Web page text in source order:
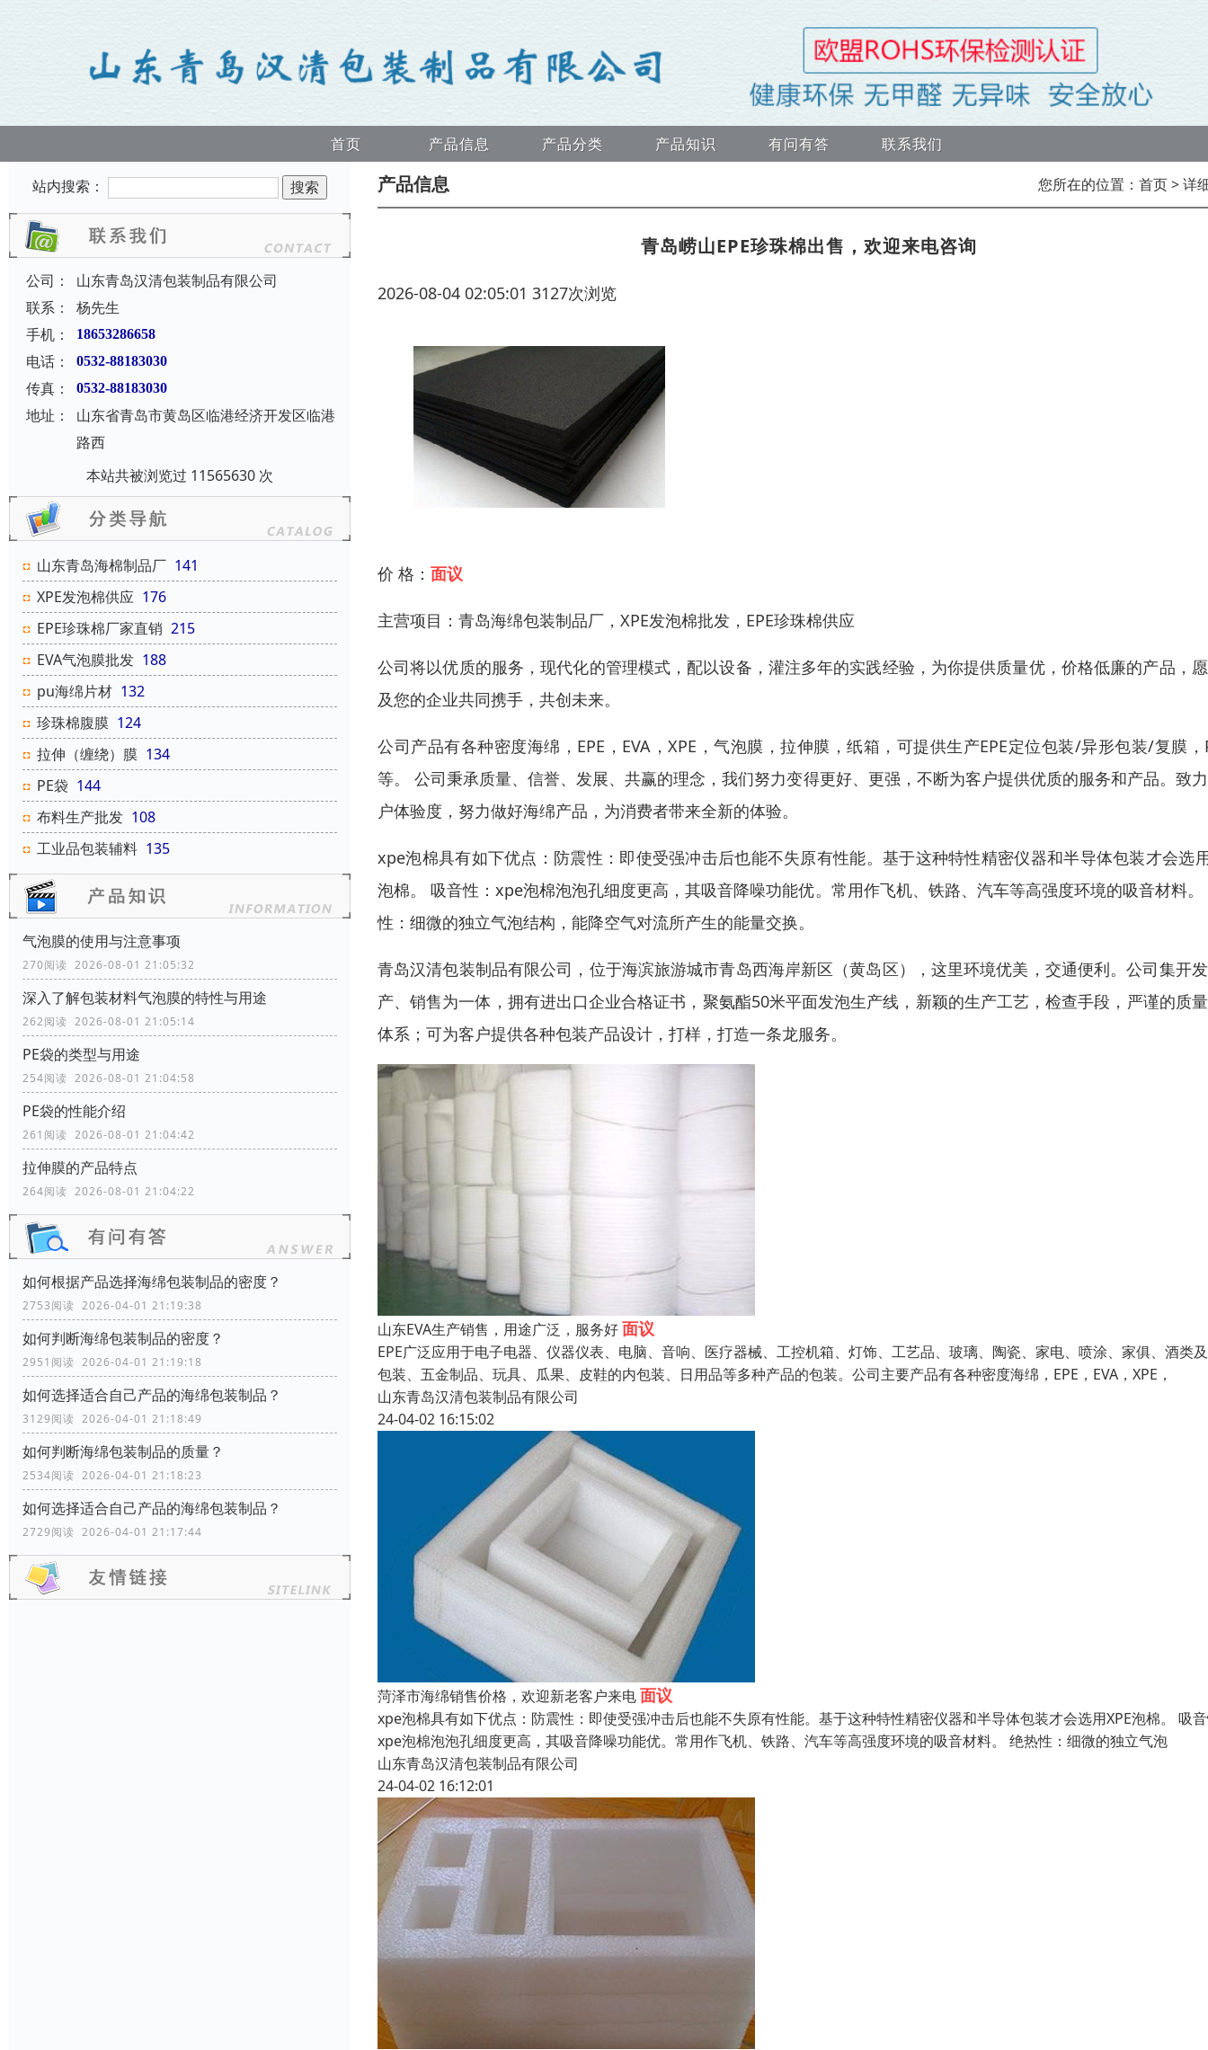
首页 产品信息 产品分类 产品知识 有问有答 联系我们
站内搜索：
公司：
山东青岛汉清包装制品有限公司
联系：
杨先生
手机：
18653286658
电话： 0532-88183030
传真： 0532-88183030
地址：
山东省青岛市黄岛区临港经济开发区临港
路西
本站共被浏览过 11565630 次
山东青岛海棉制品厂 141
XPE发泡棉供应 176
EPE珍珠棉厂家直销 215
EVA气泡膜批发 188
pu海绵片材 132
珍珠棉腹膜 124
拉伸（缠绕）膜 134
PE袋 144
布料生产批发 108
工业品包装辅料 135
气泡膜的使用与注意事项
270阅读 2026-08-01 21:05:32
深入了解包装材料气泡膜的特性与用途
262阅读 2026-08-01 21:05:14
PE袋的类型与用途
254阅读 2026-08-01 21:04:58
‌‌‌PE袋的性能介绍
261阅读 2026-08-01 21:04:42
拉伸膜的产品特点
264阅读 2026-08-01 21:04:22
如何根据产品选择海绵包装制品的密度？
2753阅读 2026-04-01 21:19:38
如何判断海绵包装制品的密度？
2951阅读 2026-04-01 21:19:18
如何选择适合自己产品的海绵包装制品？
3129阅读 2026-04-01 21:18:49
如何判断海绵包装制品的质量？
2534阅读 2026-04-01 21:18:23
如何选择适合自己产品的海绵包装制品？
2729阅读 2026-04-01 21:17:44
产品信息 您所在的位置： 首页> 详
青岛崂山EPE珍珠棉出售，欢迎来电咨询
2026-08-04 02:05:01 3127次浏览
价 格： 面议
主营项目：青岛海绵包装制品厂，XPE发泡棉批发，EPE珍珠棉供应
公司将以优质的服务，现代化的管理模式，配以设备，灌注多年的实践经验，为你提供质量优，价格低廉的产品，
及您的企业共同携手，共创未来。
公司产品有各种密度海绵，EPE，EVA，XPE，气泡膜，拉伸膜，纸箱，可提供生产EPE定位包装/异形包装/复膜，
等。 公司秉承质量、信誉、发展、共赢的理念，我们努力变得更好、更强，不断为客户提供优质的服务和产品。致
户体验度，努力做好海绵产品，为消费者带来全新的体验。
xpe泡棉具有如下优点：防震性：即使受强冲击后也能不失原有性能。基于这种特性精密仪器和半导体包装才会选
泡棉。 吸音性：xpe泡棉泡泡孔细度更高，其吸音降噪功能优。常用作飞机、铁路、汽车等高强度环境的吸音材料。
性：细微的独立气泡结构，能降空气对流所产生的能量交换。
青岛汉清包装制品有限公司，位于海滨旅游城市青岛西海岸新区（黄岛区），这里环境优美，交通便利。公司集开
产、销售为一体，拥有进出口企业合格证书，聚氨酯50米平面发泡生产线，新颖的生产工艺，检查手段，严谨的质
体系；可为客户提供各种包装产品设计，打样，打造一条龙服务。
山东EVA生产销售，用途广泛，服务好面议
EPE广泛应用于电子电器、仪器仪表、电脑、音响、医疗器械、工控机箱、灯饰、工艺品、玻璃、陶瓷、家电、喷涂、家俱、酒类
包装、五金制品、玩具、瓜果、皮鞋的内包装、日用品等多种产品的包装。公司主要产品有各种密度海绵，EPE，EVA，XPE，
山东青岛汉清包装制品有限公司
24-04-02 16:15:02
菏泽市海绵销售价格，欢迎新老客户来电面议
xpe泡棉具有如下优点：防震性：即使受强冲击后也能不失原有性能。基于这种特性精密仪器和半导体包装才会选用XPE泡棉。 吸
xpe泡棉泡泡孔细度更高，其吸音降噪功能优。常用作飞机、铁路、汽车等高强度环境的吸音材料。 绝热性：细微的独立气泡
山东青岛汉清包装制品有限公司
24-04-02 16:12:01